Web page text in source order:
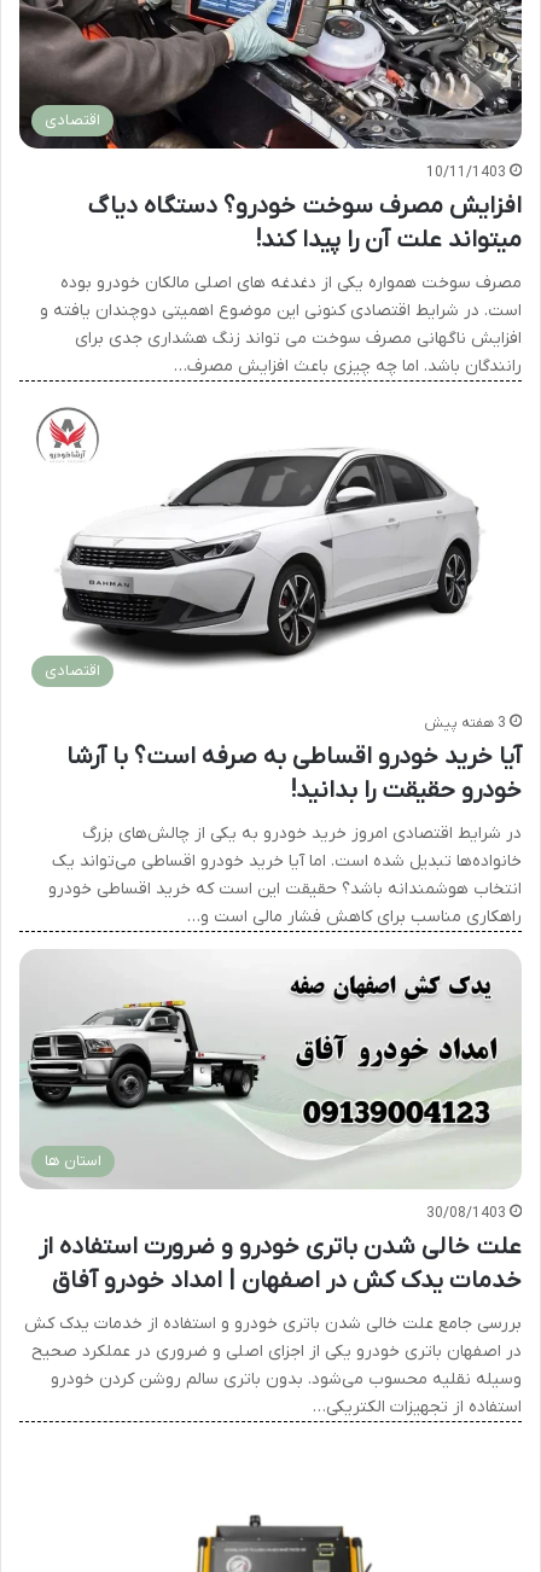
اقتصادی
10/11/1403
افزایش مصرف سوخت خودرو؟ دستگاه دیاگ
میتواند علت آن را پیدا کند!
مصرف سوخت همواره یکی از دغدغه های اصلی مالکان خودرو بوده
است. در شرایط اقتصادی کنونی این موضوع اهمیتی دوچندان یافته و
افزایش ناگهانی مصرف سوخت می تواند زنگ هشداری جدی برای
رانندگان باشد. اما چه چیزی باعث افزایش مصرف…
اقتصادی
3 هفته پیش
آیا خرید خودرو اقساطی به صرفه است؟ با آرشا
خودرو حقیقت را بدانید!
در شرایط اقتصادی امروز خرید خودرو به یکی از چالش‌های بزرگ
خانواده‌ها تبدیل شده است. اما آیا خرید خودرو اقساطی می‌تواند یک
انتخاب هوشمندانه باشد؟ حقیقت این است که خرید اقساطی خودرو
راهکاری مناسب برای کاهش فشار مالی است و…
استان ها
30/08/1403
علت خالی شدن باتری خودرو و ضرورت استفاده از
خدمات یدک کش در اصفهان | امداد خودرو آفاق
بررسی جامع علت خالی شدن باتری خودرو و استفاده از خدمات یدک کش
در اصفهان باتری خودرو یکی از اجزای اصلی و ضروری در عملکرد صحیح
وسیله نقلیه محسوب می‌شود. بدون باتری سالم روشن کردن خودرو
استفاده از تجهیزات الکتریکی…